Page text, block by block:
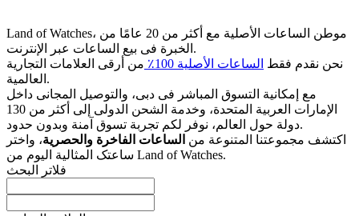
Land of Watches، موطن الساعات الأصلیة مع أکثر من 20 عامًا من
الخبرة فی بیع الساعات عبر الإنترنت.
نحن نقدم فقط الساعات الأصلیة 100٪
من أرقى العلامات التجاریة
العالمیة.
مع إمکانیة التسوق المباشر فی دبی، والتوصیل المجانی داخل
الإمارات العربیة المتحدة، وخدمة الشحن الدولی إلى أکثر من 130
دولة حول العالم، نوفر لکم تجربة تسوق آمنة وبدون حدود.
اکتشف مجموعتنا المتنوعة من الساعات الفاخرة والحصریة، واختر
ساعتک المثالیة الیوم من Land of Watches.
فلاتر البحث